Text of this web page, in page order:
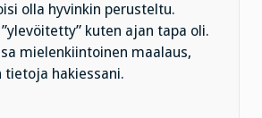
olla hyvinkin perusteltu.
kuten ajan tapa oli.
mielenkiintoinen maalaus,
tietoja hakiessani.